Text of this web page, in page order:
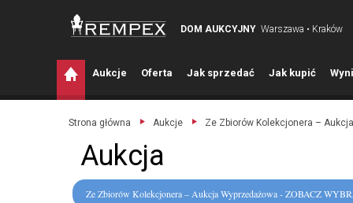
DOM AUKCYJNY Warszawa • Kraków
Aukcje Oferta Jak sprzedać Jak kupić W
Strona główna Aukcje Ze Zbiorów Kolekcjonera –
Aukcja
Ze Zbiorów Kolekcjonera – Aukcja Wyprzedażowa - ZOBACZ